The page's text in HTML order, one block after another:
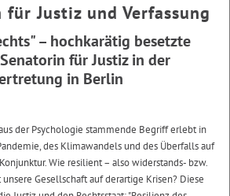
Justiz und Verfassung
– hochkarätig besetzte
für Justiz in der
in Berlin
der Psychologie stammende Begriff erlebt in
des Klimawandels und des Überfalls auf
Wie resilient – also widerstands- bzw.
Gesellschaft auf derartige Krisen? Diese